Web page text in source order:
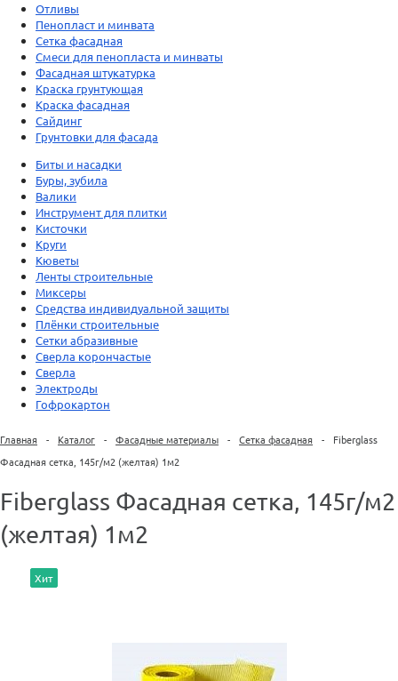
Отливы
Пенопласт и минвата
Сетка фасадная
Смеси для пенопласта и минваты
Фасадная штукатурка
Краска грунтующая
Краска фасадная
Сайдинг
Грунтовки для фасада
Биты и насадки
Буры, зубила
Валики
Инструмент для плитки
Кисточки
Круги
Кюветы
Ленты строительные
Миксеры
Средства индивидуальной защиты
Плёнки строительные
Сетки абразивные
Сверла корончастые
Сверла
Электроды
Гофрокартон
Главная - Каталог - Фасадные материалы - Сетка фасадная -
Fiberglass
Фасадная сетка, 145г/м2 (желтая) 1м2
Fiberglass Фасадная сетка, 145г/м2
(желтая) 1м2
Хит